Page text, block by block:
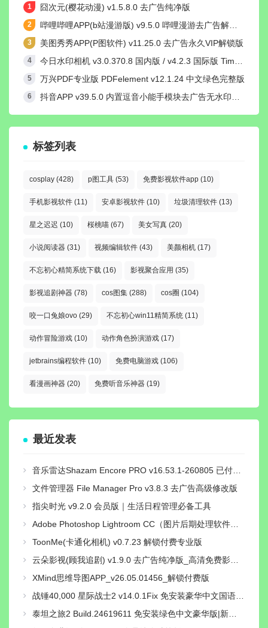
囧次元(樱花动漫) v1.5.8.0 去广告纯净版
哔哩哔哩APP(b站漫游版) v9.5.0 哔哩漫游去广告解除版权受限
美图秀秀APP(P图软件) v11.25.0 去广告永久VIP解锁版
今日水印相机 v3.0.370.8 国内版 / v4.2.3 国际版 Timemark高级VIP会员解锁版
万兴PDF专业版 PDFelement v12.1.24 中文绿色完整版
抖音APP v39.5.0 内置逗音小能手模块去广告无水印纯净版
标签列表
cosplay (428) p图工具 (53) 免费影视软件app (10)
手机影视软件 (11) 安卓影视软件 (10) 垃圾清理软件 (13)
星之迟迟 (10) 桜桃喵 (67) 美女写真 (20)
小说阅读器 (31) 视频编辑软件 (43) 美颜相机 (17)
不忘初心精简系统下载 (16) 影视聚合应用 (35)
影视追剧神器 (78) cos图集 (288) cos圈 (104)
咬一口兔娘ovo (29) 不忘初心win11精简系统 (11)
动作冒险游戏 (10) 动作角色扮演游戏 (17)
jetbrains编程软件 (10) 免费电脑游戏 (106)
看漫画神器 (20) 免费听音乐神器 (19)
最近发表
音乐雷达Shazam Encore PRO v16.53.1-260805 已付费专业高级中文版
文件管理器 File Manager Pro v3.8.3 去广告高级修改版
指尖时光 v9.2.0 会员版｜生活日程管理必备工具
Adobe Photoshop Lightroom CC（图片后期处理软件）v11.5.0直装解锁高级版
ToonMe(卡通化相机) v0.7.23 解锁付费专业版
云朵影视(顾我追剧) v1.9.0 去广告纯净版_高清免费影视追剧
XMind思维导图APP_v26.05.01456_解锁付费版
战锤40,000 星际战士2 v14.0.1Fix 免安装豪华中文国语绿色版|对峙-破天狂袭+预购特典+全新季票+全DCL+修改器|解压即撸
泰坦之旅2 Build.24619611 免安装绿色中文豪华版|新功能:精神专精与打造系统+预购特典+全DLC+修改器-支持手柄|解压即撸